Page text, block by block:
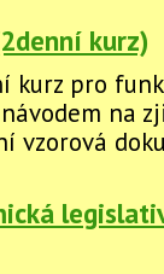
kurz)
kurz pro
na
vzorová